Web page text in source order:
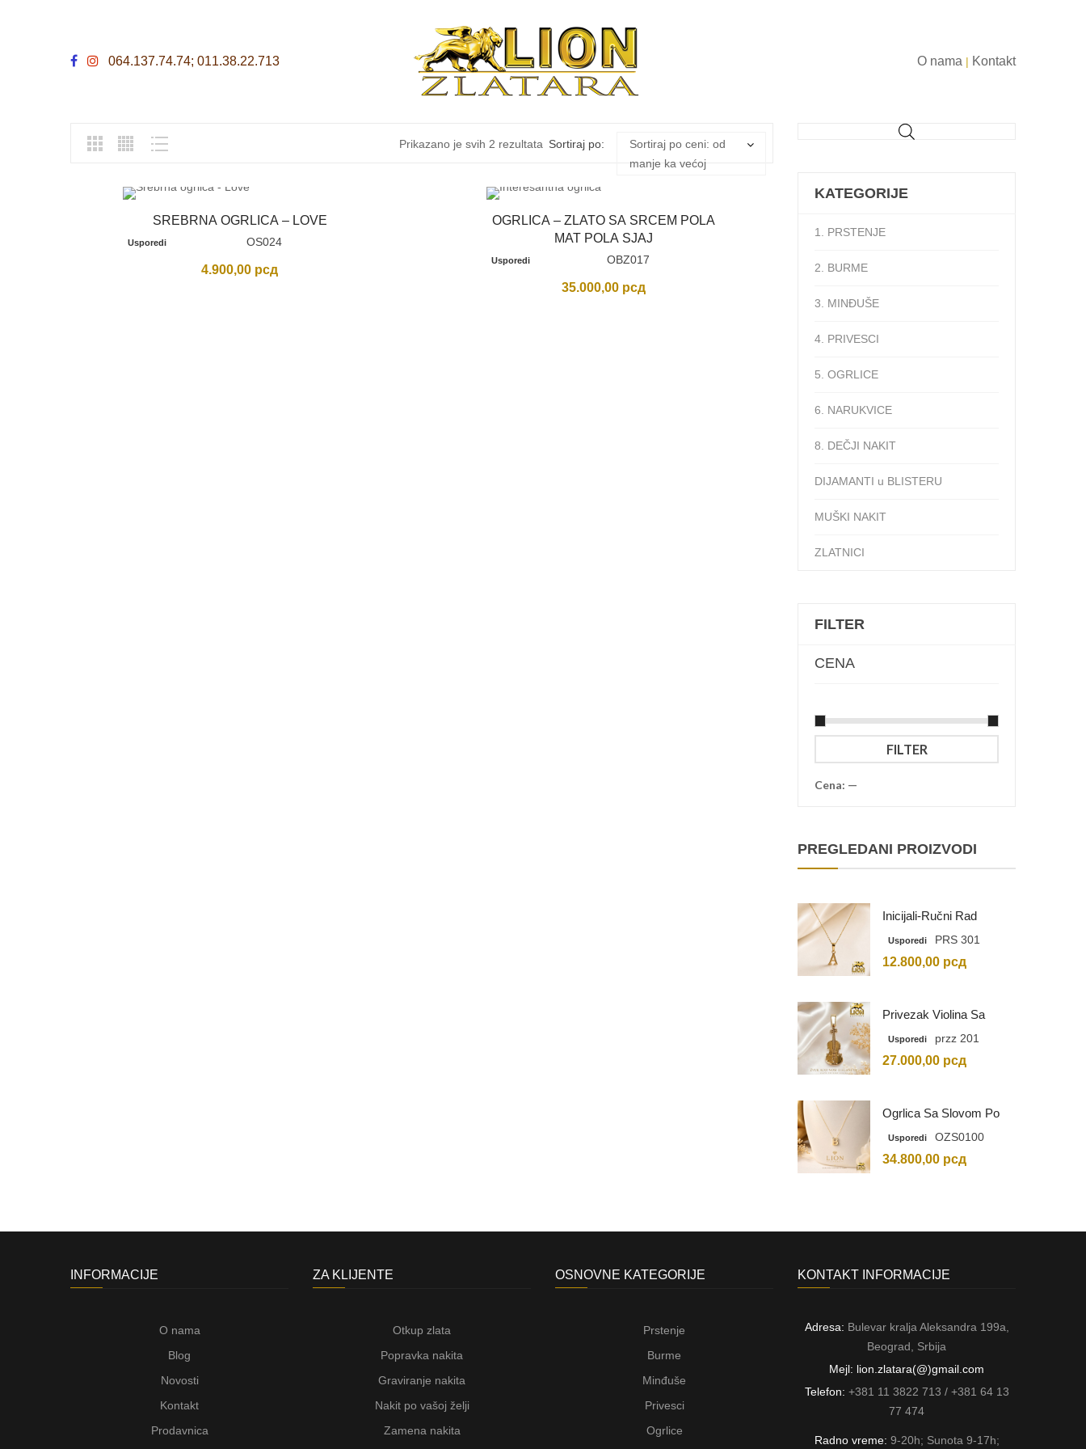
064.137.74.74; 011.38.22.713 O nama | Kontakt
Prikazano je svih 2 rezultata Sortirano
ceni:
Sortiraj po:
Sortiraj po ceni: od
manje ka većoj
SREBRNA OGRLICA – LOVE
Usporedi OS024
4.900,00 рсд
OGRLICA – ZLATO SA SRCEM POLA
MAT POLA SJAJ
Usporedi OBZ017
35.000,00 рсд
KATEGORIJE
1. PRSTENJE
2. BURME
3. MINĐUŠE
4. PRIVESCI
5. OGRLICE
6. NARUKVICE
8. DEČJI NAKIT
DIJAMANTI u BLISTERU
MUŠKI NAKIT
ZLATNICI
FILTER
CENA
cena
cena
FILTER
Cena: —
PREGLEDANI PROIZVODI
Inicijali-Ručni Rad
Usporedi PRS 301
12.800,00 рсд
Privezak Violina Sa
Graviranim Inicijalima
Usporedi przz 201
27.000,00 рсд
Ogrlica Sa Slovom Po
Vašem Izboru
Usporedi OZS0100
34.800,00 рсд
INFORMACIJE
O nama
Blog
Novosti
Kontakt
Prodavnica
ZA KLIJENTE
Otkup zlata
Popravka nakita
Graviranje nakita
Nakit po vašoj želji
Zamena nakita
OSNOVNE KATEGORIJE
Prstenje
Burme
Minđuše
Privesci
Ogrlice
KONTAKT INFORMACIJE
Adresa: Bulevar kralja Aleksandra 199a,
Beograd, Srbija
Mejl: lion.zlatara(@)gmail.com
Telefon: +381 11 3822 713 / +381 64 13
77 474
Radno vreme: 9-20h; Sunota 9-17h;